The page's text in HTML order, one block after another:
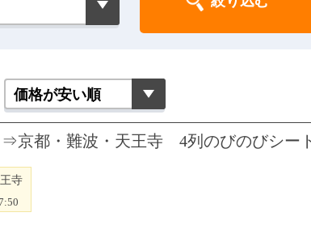
京都・難波・天王寺 4列のびのびシー
寺